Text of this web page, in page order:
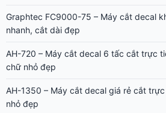
Graphtec FC9000-75 – Máy cắt decal
nhanh, cắt dài đẹp
AH-720 – Máy cắt decal 6 tấc cắt trực
chữ nhỏ đẹp
AH-1350 – Máy cắt decal giá rẻ cắt
nhỏ đẹp